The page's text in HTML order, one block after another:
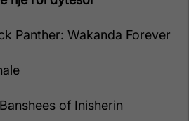
Panther: Wakanda Forever
of Inisherin